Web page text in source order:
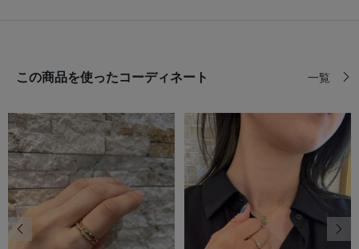
この商品を使ったコーディネート 一覧
前の画像